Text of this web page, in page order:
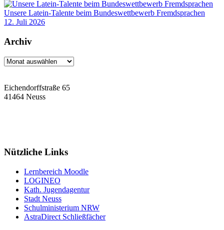
Unsere Latein-Talente beim Bundeswettbewerb Fremdsprachen
12. Juli 2026
Archiv
Archiv
Eichendorffstraße 65
41464 Neuss
Nützliche Links
Lernbereich Moodle
LOGINEO
Kath. Jugendagentur
Stadt Neuss
Schulministerium NRW
AstraDirect Schließfächer